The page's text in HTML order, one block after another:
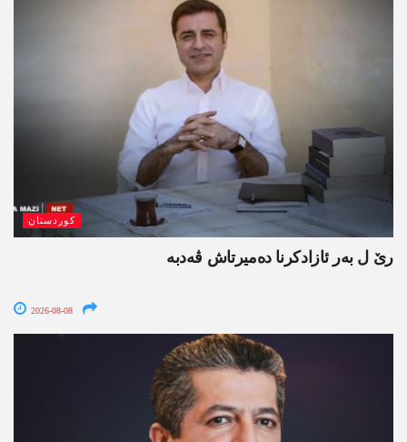
کوردستان
رێ ل بەر ئازادکرنا دەمیرتاش ڤەدبە
2026-08-08